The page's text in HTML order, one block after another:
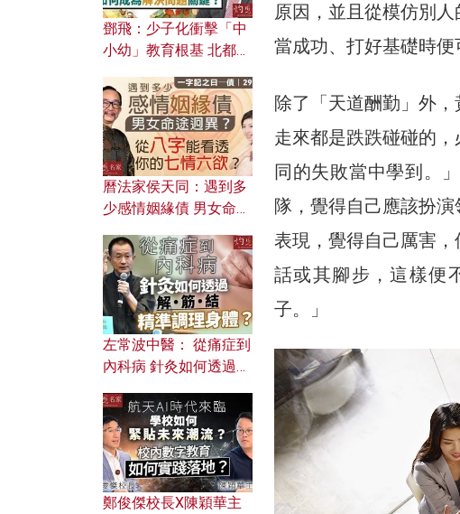
原因，並且從模仿別
當成功、打好基礎時便
除了「天道酬勤」外
走來都是跌跌碰碰的
同的失敗當中學到。
隊，覺得自己應該扮
表現，覺得自己厲害
話或其腳步，這樣便
子。」
鄧飛：少子化衝擊「中
小幼」教育根基 北都如
曆法家侯天同：遇到多
少感情姻緣債 男女命途
的七情六欲？
左常波中醫： 從痛症到
內科病 針灸如何透過解
鄭俊傑校長X陳穎華主